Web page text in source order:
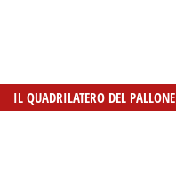
IL QUADRILATERO DEL PALLONE
IL QUADRILATERO DEL PALLONE